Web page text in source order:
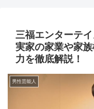
三福エンターテ
実家の家業や家
力を徹底解説！
男性芸能人